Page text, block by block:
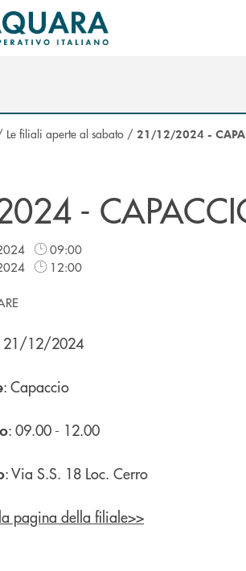
Le filiali aperte al sabato / 21/12/2024 -
-
09:00
12:00
21/12/2024
: Capaccio
: 09.00 - 12.00
: Via S.S. 18 Loc. Cerro
pagina della filiale>>